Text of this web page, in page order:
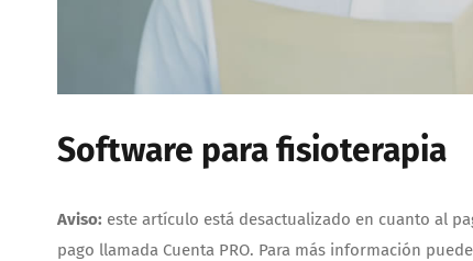
Software para fisioterapia
Aviso: este artículo está desactualizado en cuanto al
pago llamada Cuenta PRO. Para más información